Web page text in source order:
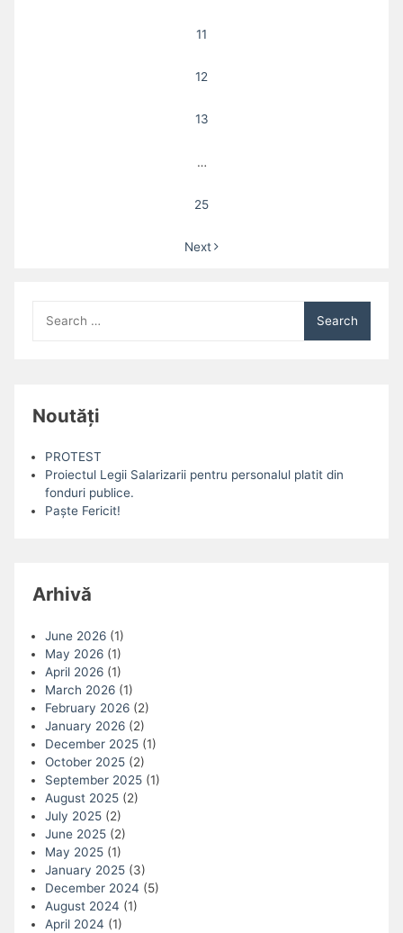
11
12
13
…
25
Next
for:
Noutăți
PROTEST
Proiectul Legii Salarizarii pentru personalul platit din
fonduri publice.
Paște Fericit!
Arhivă
June 2026(1)
May 2026(1)
April 2026(1)
March 2026(1)
February 2026(2)
January 2026(2)
December 2025(1)
October 2025(2)
September 2025(1)
August 2025(2)
July 2025(2)
June 2025(2)
May 2025(1)
January 2025(3)
December 2024 (5)
August 2024 (1)
April 2024 (1)